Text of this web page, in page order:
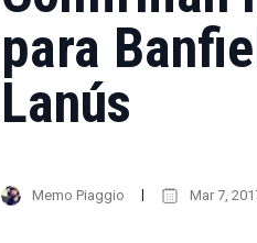
para
Lanús
Memo Piaggio Mar 7,